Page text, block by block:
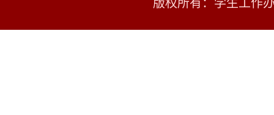
版权所有：学生工作